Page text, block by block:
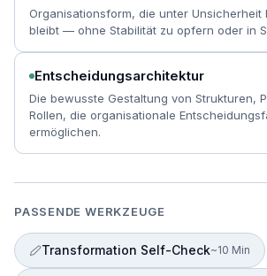
Organisationsform, die unter Unsicherheit
bleibt — ohne Stabilität zu opfern oder in
Entscheidungsarchitektur
Die bewusste Gestaltung von Strukturen,
Rollen, die organisationale
ermöglichen.
PASSENDE WERKZEUGE
Transformation Self-Check~10 Min